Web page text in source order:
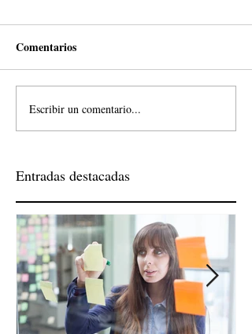
Comentarios
Escribir un comentario...
Entradas destacadas